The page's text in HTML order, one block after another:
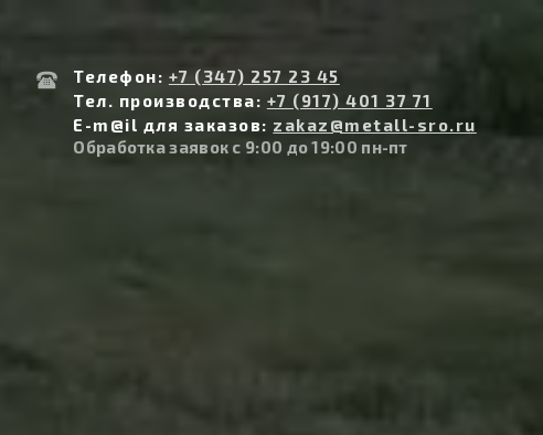
Телефон: +7 (347) 257 23 45
Тел. производства: +7 (917) 401 37 71
E-m@il для заказов: zakaz@metall-sro.ru
Обработка заявок с 9:00 до 19:00 пн-пт